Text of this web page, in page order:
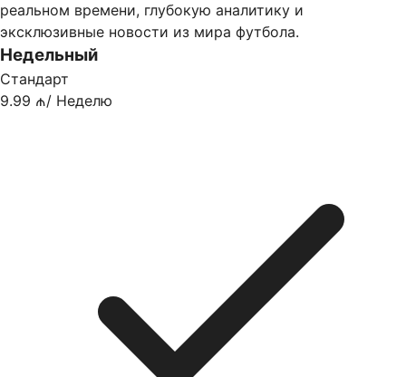
реальном времени, глубокую аналитику и
эксклюзивные новости из мира футбола.
Недельный
Стандарт
9.99 ₼/ Неделю